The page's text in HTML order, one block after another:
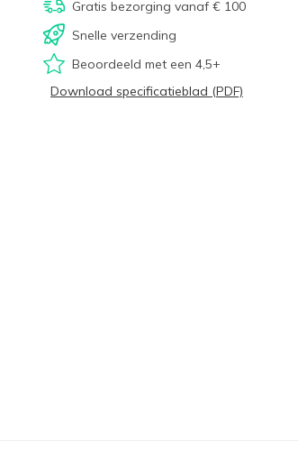
Gratis bezorging vanaf € 100
Snelle verzending
Beoordeeld met een 4,5+
Download specificatieblad (PDF)